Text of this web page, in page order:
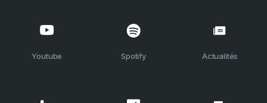
Youtube Spotify Actualités